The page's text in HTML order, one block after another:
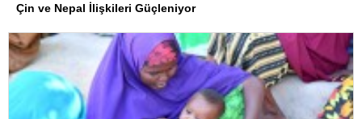
Çin ve Nepal İlişkileri Güçleniyor